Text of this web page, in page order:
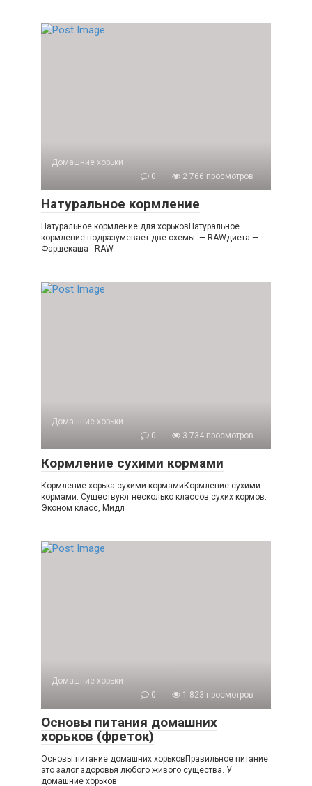
Домашние хорьки
0
2 766 просмотров
Натуральное кормление
Натуральное кормление для хорьковНатуральное
кормление подразумевает две схемы: — RAWдиета —
Фаршекаша RAW
Домашние хорьки
0
3 734 просмотров
Кормление сухими кормами
Кормление хорька сухими кормамиКормление сухими
кормами. Существуют несколько классов сухих кормов:
Эконом класс, Мидл
Домашние хорьки
0
1 823 просмотров
Основы питания домашних
хорьков (фреток)
Основы питание домашних хорьковПравильное питание
это залог здоровья любого живого существа. У
домашние хорьков